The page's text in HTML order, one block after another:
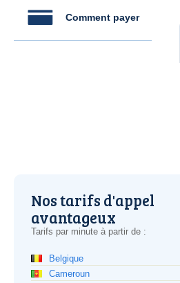
Comment payer
Nos tarifs d'appel
avantageux
Tarifs par minute à partir de :
Belgique
Cameroun